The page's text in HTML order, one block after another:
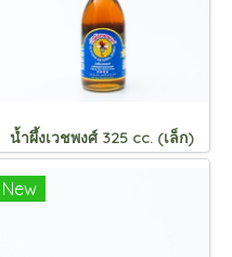
น้ำผึ้งเวชพงศ์ 325 cc. (เล็ก)
New